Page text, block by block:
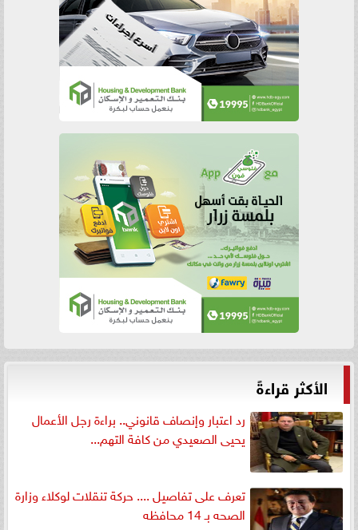
الأكثر قراءةً
رد اعتبار وإنصاف قانوني.. براءة رجل الأعمال
يحيى الصعيدي من كافة التهم...
تعرف على تفاصيل .... حركة تنقلات لوكلاء وزارة
الصحه بـ 14 محافظه